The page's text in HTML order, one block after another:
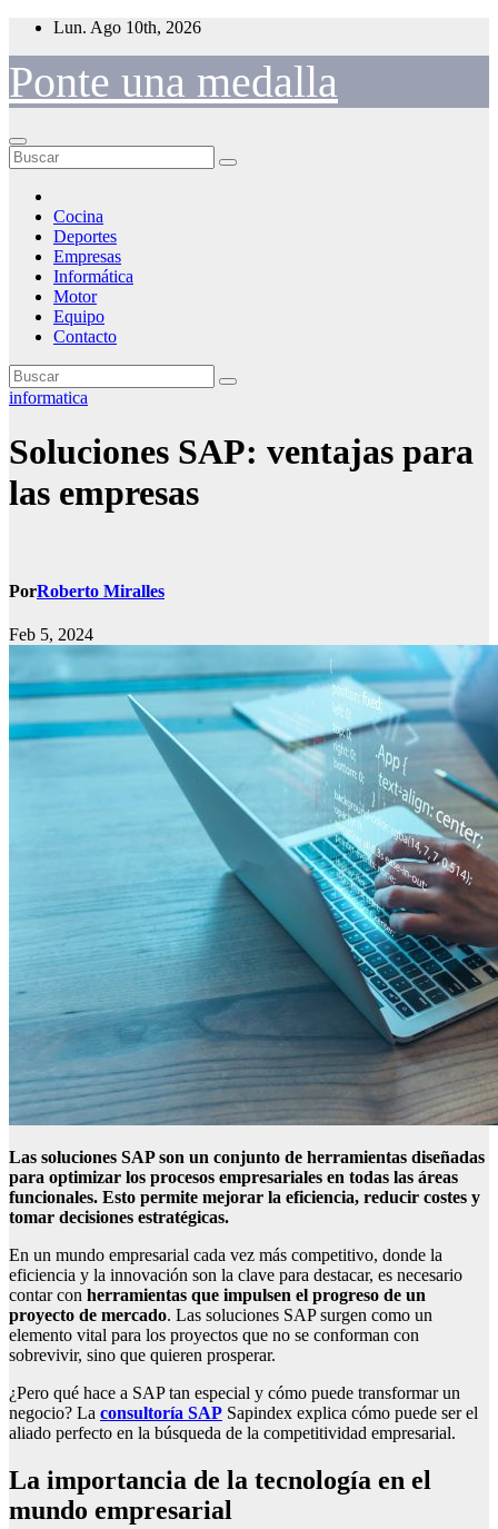
Saltar
contenido
Lun. Ago 10th, 2026
Ponte una medalla
Cocina
Deportes
Empresas
Informática
Motor
Equipo
Contacto
informatica
Soluciones SAP: ventajas para
las empresas
PorRoberto Miralles
Feb 5, 2024
Las soluciones SAP son un conjunto de herramientas diseñadas
para optimizar los procesos empresariales en todas las áreas
funcionales. Esto permite mejorar la eficiencia, reducir costes y
tomar decisiones estratégicas.
En un mundo empresarial cada vez más competitivo, donde la
eficiencia y la innovación son la clave para destacar, es necesario
contar con herramientas que impulsen el progreso de un
proyecto de mercado. Las soluciones SAP surgen como un
elemento vital para los proyectos que no se conforman con
sobrevivir, sino que quieren prosperar.
¿Pero qué hace a SAP tan especial y cómo puede transformar un
negocio? La consultoría SAP Sapindex explica cómo puede ser el
aliado perfecto en la búsqueda de la competitividad empresarial.
La importancia de la tecnología en el
mundo empresarial